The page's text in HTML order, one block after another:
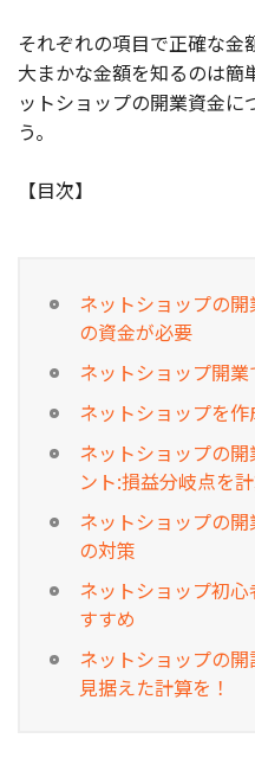
それぞれの項目で正確な金
大まかな金額を知るのは簡
ットショップの開業資金に
う。
【目次】
ネットショップの
の資金が必要
ネットショップ開
ネットショップを
ネットショップの
ント:損益分岐点を
ネットショップの
の対策
ネットショップ初
すすめ
ネットショップの
見据えた計算を！